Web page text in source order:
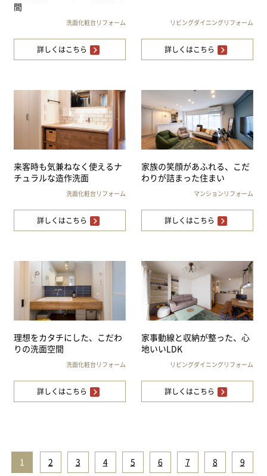
間
洗面化粧台リフォーム
詳しくはこちら
リビングダイニングリフォーム
詳しくはこちら
来客時も気兼ねなく使えるナ
チュラルな造作洗面
洗面化粧台リフォーム
詳しくはこちら
家族の笑顔があふれる、こだ
わりが詰まった住まい
マンションリフォーム
詳しくはこちら
理想をカタチにした、こだわ
りの洗面空間
洗面化粧台リフォーム
詳しくはこちら
家事動線と収納が整った、心
地いいLDK
リビングダイニングリフォーム
詳しくはこちら
1 2 3 4 5 6 7 8 9